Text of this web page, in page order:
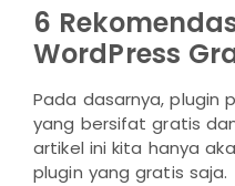
6
WordPress
Pada dasarnya, plugin
yang bersifat gratis
artikel ini kita hanya
plugin yang gratis saja.